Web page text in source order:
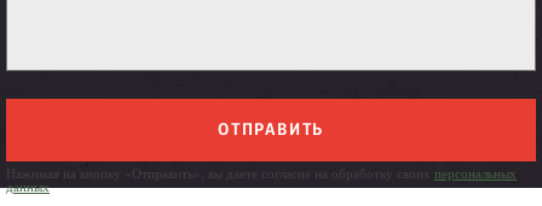
ОТПРАВИТЬ
Нажимая на кнопку «Отправить», вы даете согласие на обработку своих персональных
данных